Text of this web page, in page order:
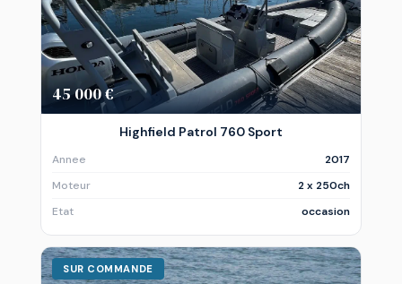
45 000 €
Highfield Patrol 760 Sport
Annee
2017
Moteur
2 x 250ch
Etat
occasion
SUR COMMANDE